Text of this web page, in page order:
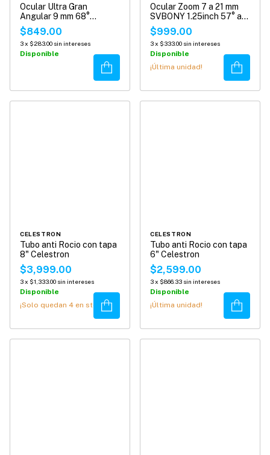
Ocular Ultra Gran
Angular 9 mm 68°
SvBony de 1.25" para
Telescopio.
$849.00
3x $283.00 sin intereses
Disponible
Comprar
Ocular Zoom 7 a 21 mm
SVBONY 1.25inch 57° a
40° para Telescopio
SV135
$999.00
3x $333.00 sin intereses
Disponible
¡Última unidad!
Comprar
CELESTRON
Tubo anti Rocio con tapa
8" Celestron
$3,999.00
3x $1,333.00 sin intereses
Disponible
¡Solo quedan 4 en stock!Comprar
CELESTRON
Tubo anti Rocio con tapa
6" Celestron
$2,599.00
3x $866.33 sin intereses
Disponible
¡Última unidad!
Comprar